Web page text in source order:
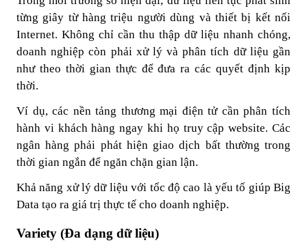
từng giây từ hàng triệu người dùng và thiết bị kết nối
Internet. Không chỉ cần thu thập dữ liệu nhanh chóng,
doanh nghiệp còn phải xử lý và phân tích dữ liệu gần
như theo thời gian thực để đưa ra các quyết định kịp
thời.
Ví dụ, các nền tảng thương mại điện tử cần phân tích
hành vi khách hàng ngay khi họ truy cập website. Các
ngân hàng phải phát hiện giao dịch bất thường trong
thời gian ngắn để ngăn chặn gian lận.
Khả năng xử lý dữ liệu với tốc độ cao là yếu tố giúp Big
Data tạo ra giá trị thực tế cho doanh nghiệp.
Variety (Đa dạng dữ liệu)